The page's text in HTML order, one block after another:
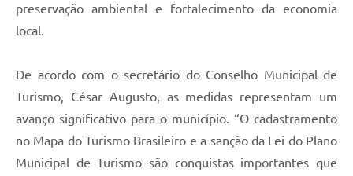
preservação ambiental e fortalecimento da economia
local.
De acordo com o secretário do Conselho Municipal de
Turismo, César Augusto, as medidas representam um
avanço significativo para o município. “O cadastramento
no Mapa do Turismo Brasileiro e a sanção da Lei do Plano
Municipal de Turismo são conquistas importantes que